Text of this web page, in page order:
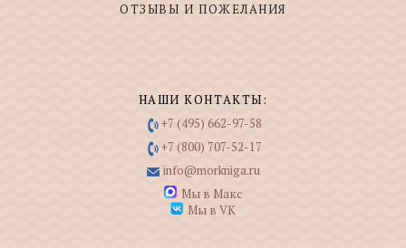
ОТЗЫВЫ И ПОЖЕЛАНИЯ
НАШИ КОНТАКТЫ:
+7 (495) 662-97-58
+7 (800) 707-52-17
info@morkniga.ru
Мы в Макс
Мы в VK